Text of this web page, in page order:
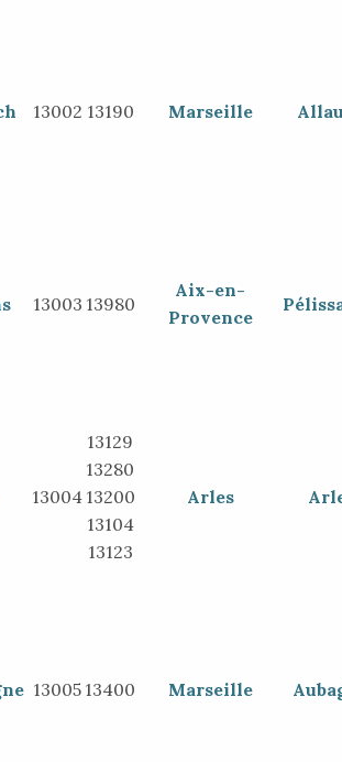
13002 13190 Marseille
13003 13980
Aix-en-
Provence
13004
13129
13280
13200
13104
13123
Arles
13005 13400 Marseille